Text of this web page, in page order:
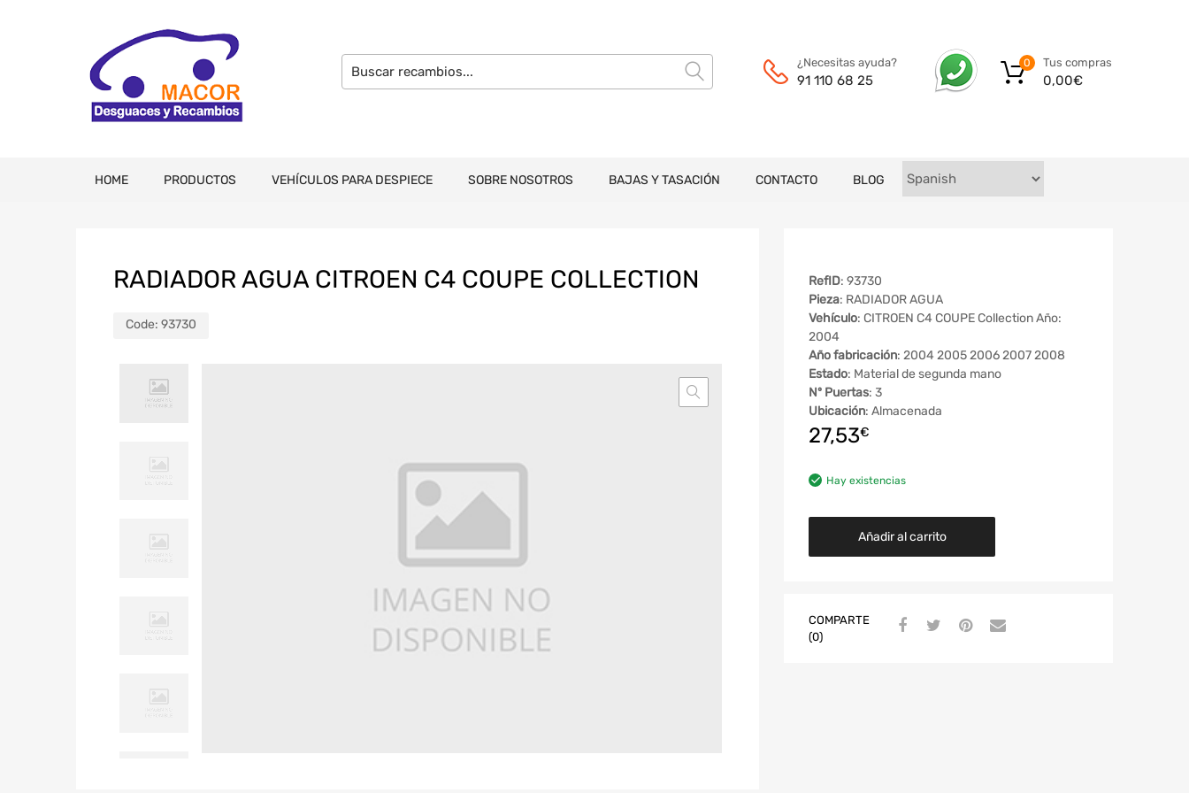
¿Necesitas ayuda?
91 110 68 25
Tus compras
0,00€
0
HOME PRODUCTOS VEHÍCULOS PARA DESPIECE SOBRE NOSOTROS BAJAS Y TASACIÓN CONTACTO BLOG
RADIADOR AGUA CITROEN C4 COUPE COLLECTION
Code: 93730
RefID: 93730
Pieza: RADIADOR AGUA
Vehículo: CITROEN C4 COUPE Collection Año:
2004
Año fabricación: 2004 2005 2006 2007 2008
Estado: Material de segunda mano
Nº Puertas: 3
Ubicación: Almacenada
27,53€
Hay existencias
Añadir al carrito
COMPARTE
(0)